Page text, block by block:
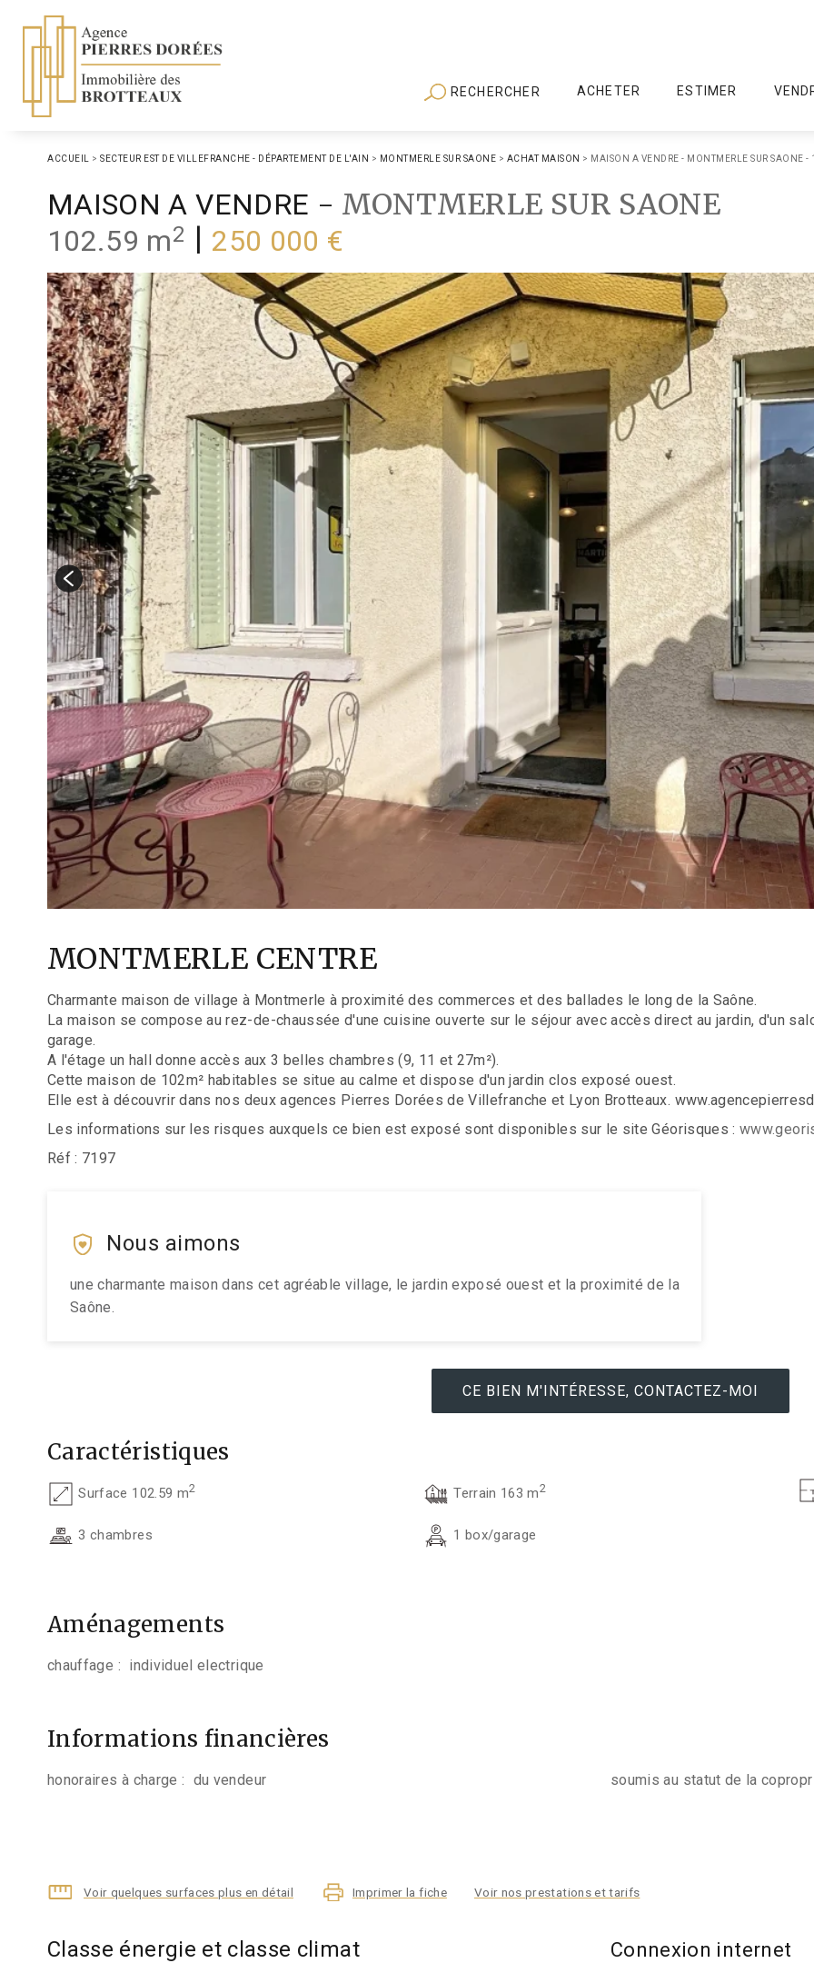
RECHERCHER ACHETER ESTIMER
ACCUEIL > SECTEUR EST DE VILLEFRANCHE - DÉPARTEMENT DE L'AIN > MONTMERLE SUR SAONE > ACHAT MAISON > MAISON A VENDRE - MONTMERLE SUR SAONE
MAISON A VENDRE - MONTMERLE SUR SAONE
102.59 m2 250 000 €
MONTMERLE CENTRE
Charmante maison de village à Montmerle à proximité des commerces et des ballades le long de la Saône.
La maison se compose au rez-de-chaussée d'une cuisine ouverte sur le séjour avec accès direct au jardin, d'un
garage.
A l'étage un hall donne accès aux 3 belles chambres (9, 11 et 27m²).
Cette maison de 102m² habitables se situe au calme et dispose d'un jardin clos exposé ouest.
Elle est à découvrir dans nos deux agences Pierres Dorées de Villefranche et Lyon Brotteaux.
Les informations sur les risques auxquels ce bien est exposé sont disponibles sur le site Géorisques :
Réf : 7197
Nous aimons
une charmante maison dans cet agréable village, le jardin exposé ouest et la proximité de la
Saône.
CE BIEN M'INTÉRESSE, CONTACTEZ-MOI
Caractéristiques
Surface 102.59 m2 Terrain 163 m2
3 chambres 1 box/garage
Aménagements
chauffage : individuel electrique
Informations financières
honoraires à charge : du vendeur soumis au statut de la
Voir quelques surfaces plus en détail Imprimer la fiche Voir nos prestations et tarifs
Classe énergie et classe climat Connexion internet